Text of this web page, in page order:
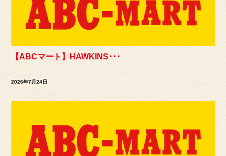
【ABCマート】HAWKINS･･･
2026年7月24日